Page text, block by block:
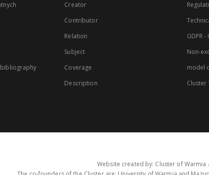
Creator
Contributor
Relation
Subject
Coverage
Description
GDPR
Non-
model
Cluster
Website created by: Cluster of Warmia